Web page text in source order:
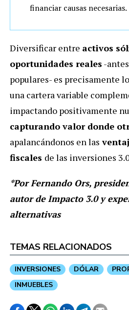
financiar causas necesarias.
Diversificar entre activos
oportunidades reales -
populares- es precisamente
una cartera variable
impactando positivamente
capturando valor donde
apalancándonos en las
fiscales de las inversiones
*Por Fernando Ors,
autor de Impacto 3.0 y
alternativas
TEMAS RELACIONADOS
INVERSIONES DÓLAR
INMUEBLES